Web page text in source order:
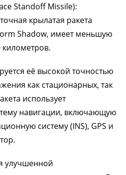
Standoff Missile):
крылатая ракета
Shadow, имеет меньшую
километров.
её высокой точностью
как стационарных, так
использует
навигации, включающую
систему (INS), GPS и
улучшенной